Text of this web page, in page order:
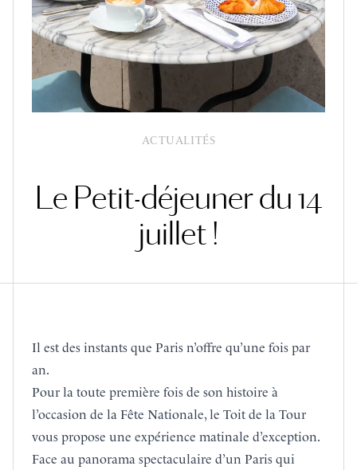
ACTUALITÉS
Le Petit-déjeuner du 14
juillet !
Il est des instants que Paris n’offre qu’une fois par
an.
Pour la toute première fois de son histoire à
l’occasion de la Fête Nationale, le Toit de la Tour
vous propose une expérience matinale d’exception.
Face au panorama spectaculaire d’un Paris qui